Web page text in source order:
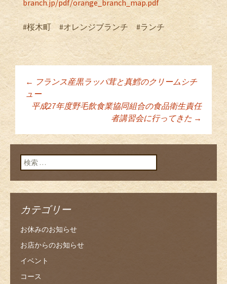
branch.jp/pdf/orange_branch_map.pdf
#桜木町 #オレンジブランチ #ランチ
投稿ナビゲーショ
ン
← フランス産黒ラッパ茸と真鱈のクリームシチ
ュー
平成27年度野毛飲食業協同組合の食品衛生責任
者講習会に行ってきた →
検索:
カテゴリー
お休みのお知らせ
お店からのお知らせ
イベント
コース